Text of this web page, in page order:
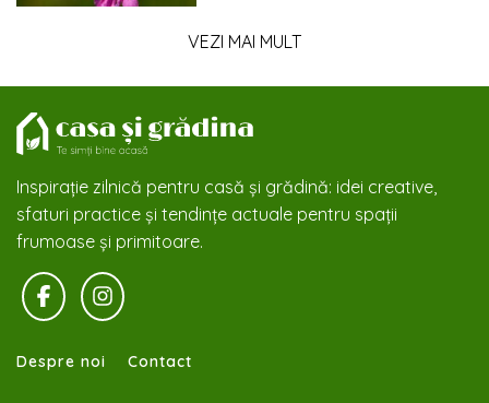
VEZI MAI MULT
Inspirație zilnică pentru casă și grădină: idei creative,
sfaturi practice și tendințe actuale pentru spații
frumoase și primitoare.
Despre noi Contact